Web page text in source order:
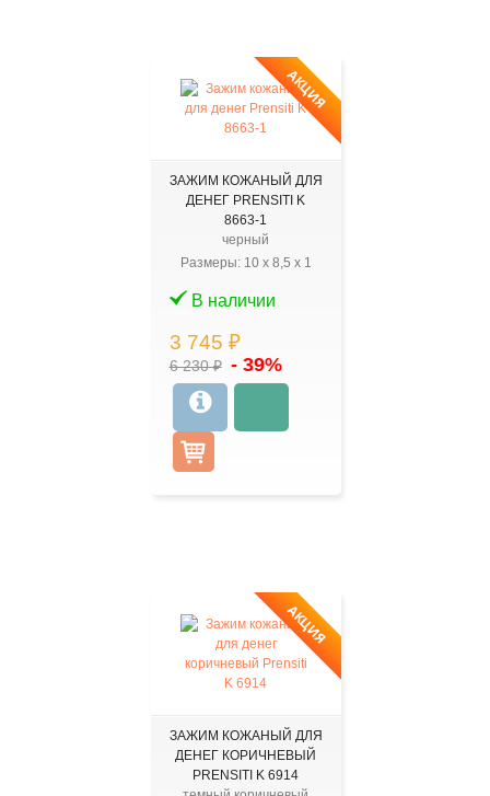
АКЦИЯ
ЗАЖИМ КОЖАНЫЙ ДЛЯ
ДЕНЕГ PRENSITI K
8663-1
черный
Размеры: 10 x 8,5 x 1
В наличии
3 745 ₽
6 230 ₽ - 39%
АКЦИЯ
ЗАЖИМ КОЖАНЫЙ ДЛЯ
ДЕНЕГ КОРИЧНЕВЫЙ
PRENSITI K 6914